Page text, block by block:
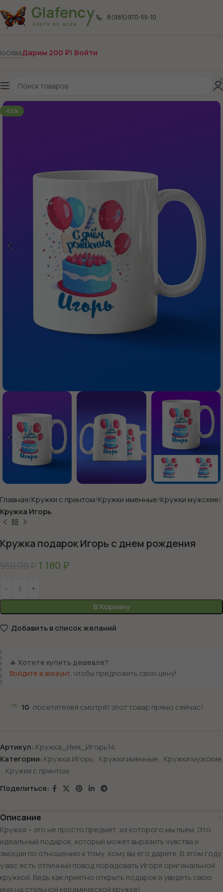
8(985)970-55-10
Дарим 200 ₽! Войти
-60%
Главная Кружки с принтом Кружки именные Кружки мужские
Кружка Игорь
Кружка подарок Игорь с днем рождения
950,00₽ 1 180 ₽
В Корзину
Добавить в список желаний
🔥 Хотите купить дешевле?
Войдите в аккаунт , чтобы предложить свою цену!
10 посетителей смотрят этот товар прямо сейчас!
Артикул: Кружка_Имя_Игорь14
Категории: Кружка Игорь, Кружки именные, Кружки мужские
, Кружки с принтом
Поделиться:
Описание
Кружка – это не просто предмет, из которого мы пьем. Это
идеальный подарок, который может выразить чувства и
эмоции по отношению к тому, кому вы его дарите. В этом году
у вас есть отличный повод порадовать Игоря оригинальной
кружкой. Ведь как приятно открыть подарок и увидеть свою
имя на стильной керамической кружке!